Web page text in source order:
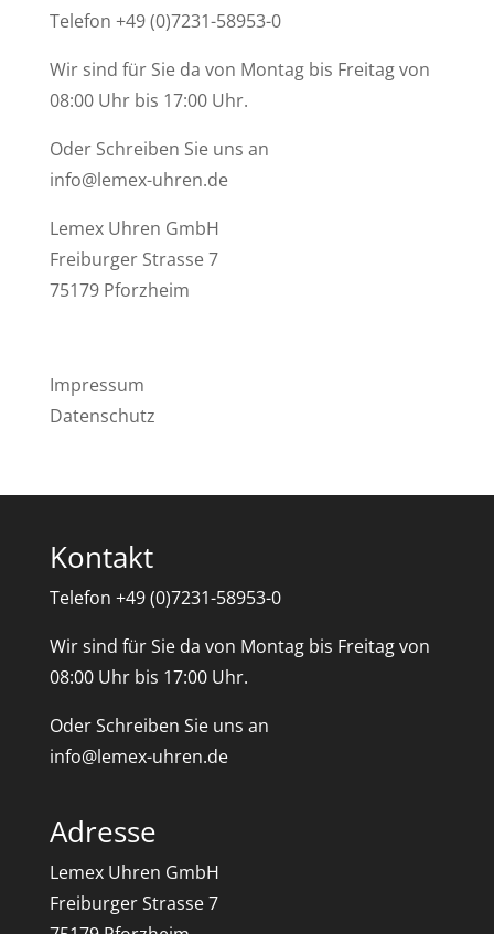
Telefon +49 (0)7231-58953-0
Wir sind für Sie da von Montag bis Freitag von
08:00 Uhr bis 17:00 Uhr.
Oder Schreiben Sie uns an
info@lemex-uhren.de
Lemex Uhren GmbH
Freiburger Strasse 7
75179 Pforzheim
Impressum
Datenschutz
Kontakt
Telefon +49 (0)7231-58953-0
Wir sind für Sie da von Montag bis Freitag von
08:00 Uhr bis 17:00 Uhr.
Oder Schreiben Sie uns an
info@lemex-uhren.de
Adresse
Lemex Uhren GmbH
Freiburger Strasse 7